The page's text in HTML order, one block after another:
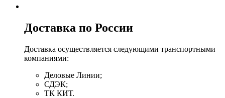
Доставка по России
Доставка осуществляется следующими транспортными
компаниями:
Деловые Линии;
СДЭК;
ТК КИТ.